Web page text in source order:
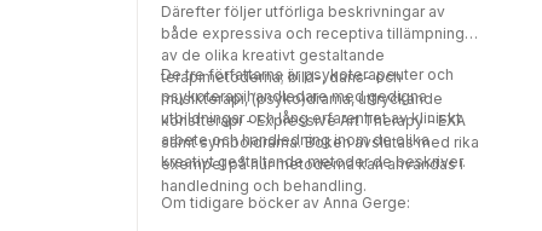
Därefter följer utförliga beskrivningar av
både expressiva och receptiva tillämpningar
av de olika kreativt gestaltande
terapimetoderna; bild-, dans- och
musikterapi, (psyko)drama, uttryckande
konstterapi - Expressive Art Therapy - EXA
samt symboldrama. Boken avslutas med rika
exempel på hur metoderna kan användas i
handledning och behandling.
De tre författarna är psykoterapeuter och
psykoterapihandledare med gedigna
utbildningar och lång erfarenhet av kliniskt
arbete och handledning inom de olika
kreativt gestaltande metoder de beskriver.
Om tidigare böcker av Anna Gerge: